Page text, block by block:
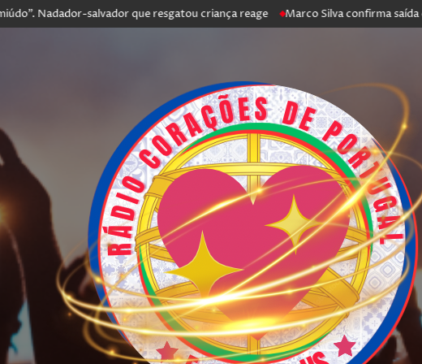
Nadador-salvador que resgatou criança reage Marco Silva confirma saída de